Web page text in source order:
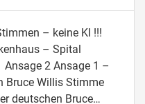
– keine KI !!!
– Spital
Ansage 2 Ansage 1 –
Bruce Willis Stimme
deutschen Bruce…